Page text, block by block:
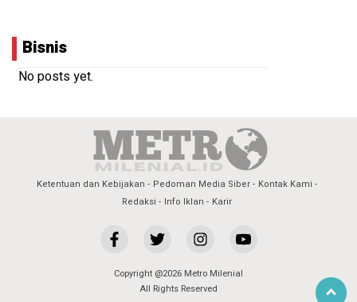
Bisnis
No posts yet.
Ketentuan dan Kebijakan Pedoman Media Siber
Kontak Kami
Redaksi
Info Iklan Karir
Copyright @2026 Metro Milenial
All Rights Reserved